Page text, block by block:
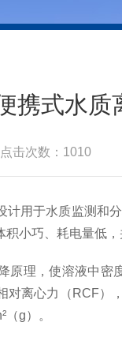
携式水质
点击次数：1010
计用于水质监测和
小巧、耗电量低
理，使溶液中密度
对离心力（RCF）
g）。